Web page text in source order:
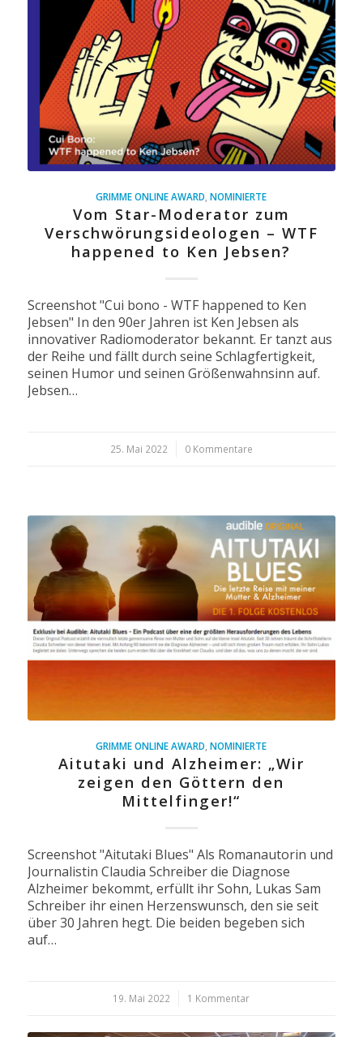
GRIMME ONLINE AWARD ,NOMINIERTE
Vom Star-Moderator zum
Verschwörungs­ideologen – WTF
happened to Ken Jebsen?
Screenshot "Cui bono - WTF happened to Ken
Jebsen" In den 90er Jahren ist Ken Jebsen als
innovativer Radiomoderator bekannt. Er tanzt aus
der Reihe und fällt durch seine Schlagfertigkeit,
seinen Humor und seinen Größenwahnsinn auf.
Jebsen…
25. Mai 2022 0 Kommentare
GRIMME ONLINE AWARD,NOMINIERTE
Aitutaki und Alzheimer: „Wir
zeigen den Göttern den
Mittelfinger!“
Screenshot "Aitutaki Blues" Als Romanautorin und
Journalistin Claudia Schreiber die Diagnose
Alzheimer bekommt, erfüllt ihr Sohn, Lukas Sam
Schreiber ihr einen Herzenswunsch, den sie seit
über 30 Jahren hegt. Die beiden begeben sich
auf…
19. Mai 2022
/ 1 Kommentar